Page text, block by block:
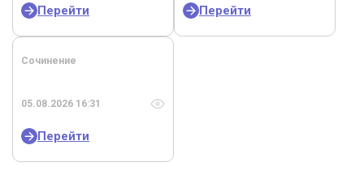
Перейти Перейти
Сочинение
05.08.2026 16:31
Перейти